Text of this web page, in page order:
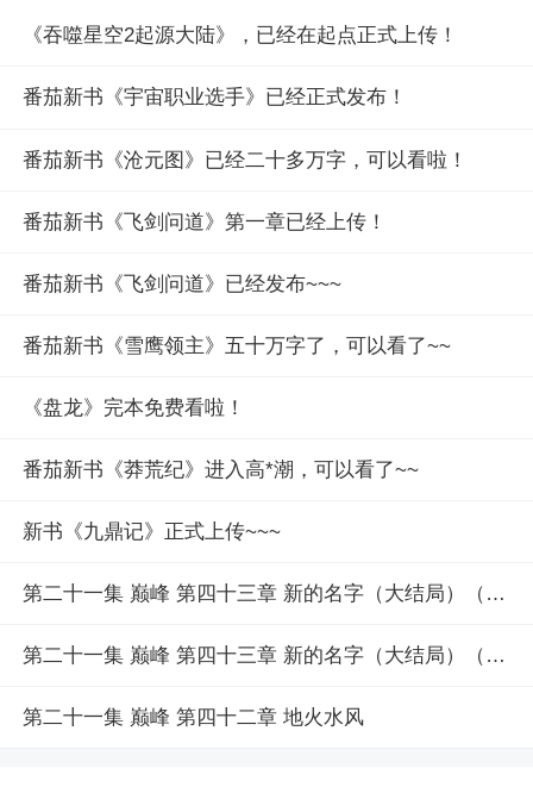
《吞噬星空2起源大陆》，已经在起点正式上传！
番茄新书《宇宙职业选手》已经正式发布！
番茄新书《沧元图》已经二十多万字，可以看啦！
番茄新书《飞剑问道》第一章已经上传！
番茄新书《飞剑问道》已经发布~~~
番茄新书《雪鹰领主》五十万字了，可以看了~~
《盘龙》完本免费看啦！
番茄新书《莽荒纪》进入高*潮，可以看了~~
新书《九鼎记》正式上传~~~
第二十一集 巅峰 第四十三章 新的名字（大结局）（下）
第二十一集 巅峰 第四十三章 新的名字（大结局）（上）
第二十一集 巅峰 第四十二章 地火水风